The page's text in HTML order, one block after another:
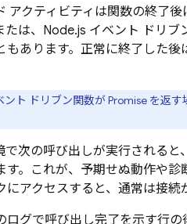
アクティビティは関数の終了
たは、Node.js イベント ドリブ
もあります。正常に終了した
ト ドリブン関数が Promise を返す
で次の呼び出しが実行される
す。これが、予期せぬ動作や
にアクセスすると、通常は接続
ログで呼び出し完了を示す行